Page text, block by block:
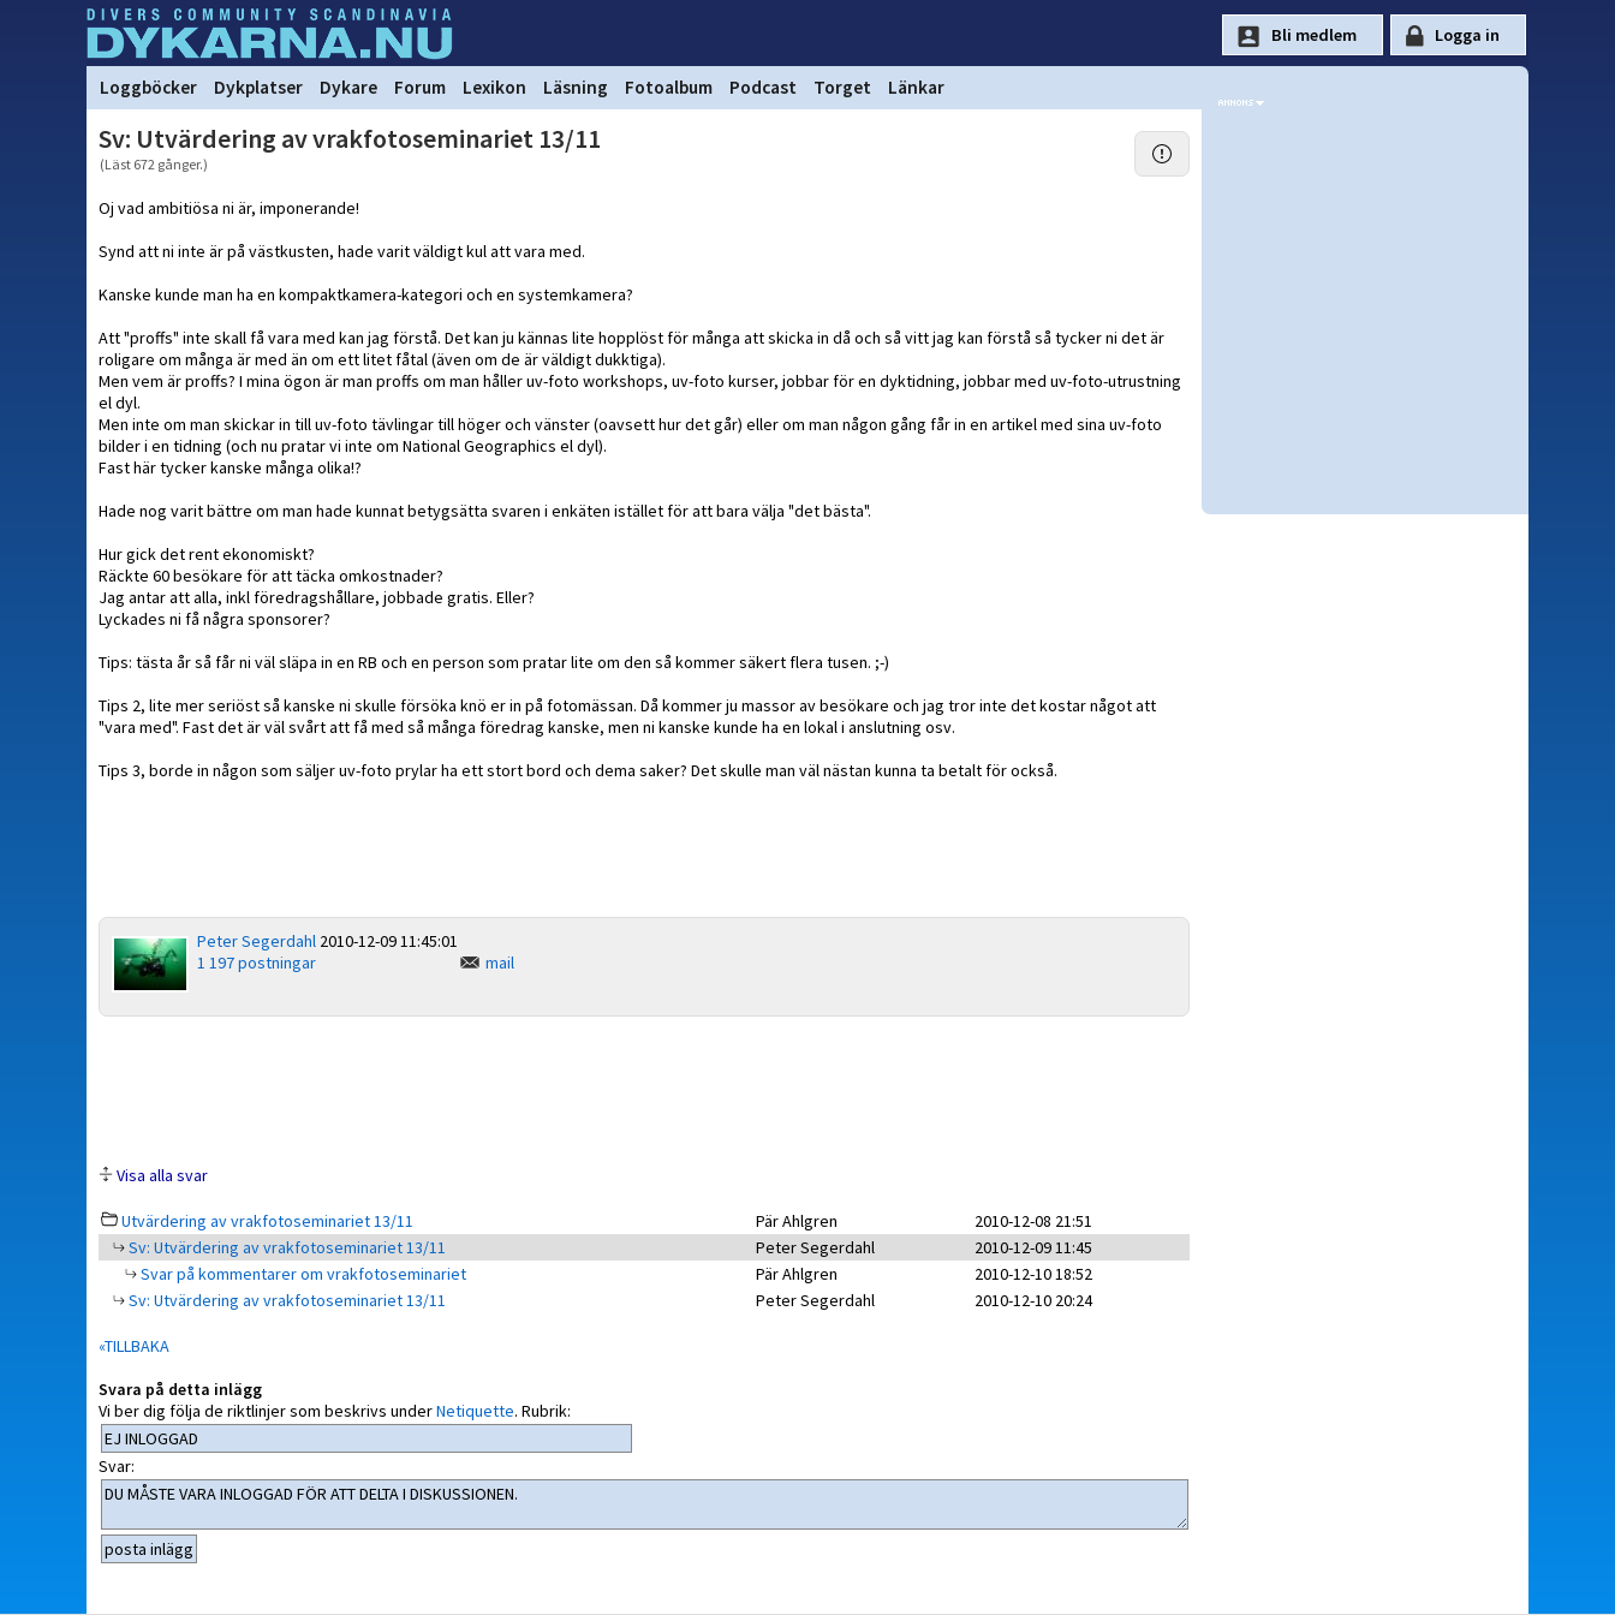
Loggböcker Dykplatser Dykare Forum Lexikon Läsning Fotoalbum Podcast Torget Länkar
Sv: Utvärdering av vrakfotoseminariet 13/11
(Läst 672 gånger.)
Oj vad ambitiösa ni är, imponerande!
Synd att ni inte är på västkusten, hade varit väldigt kul att vara med.
Kanske kunde man ha en kompaktkamera-kategori och en systemkamera?
Att "proffs" inte skall få vara med kan jag förstå. Det kan ju kännas lite hopplöst för många att skicka in då och så vitt jag kan förstå så tycker ni det är
roligare om många är med än om ett litet fåtal (även om de är väldigt dukktiga).
Men vem är proffs? I mina ögon är man proffs om man håller uv-foto workshops, uv-foto kurser, jobbar för en dyktidning, jobbar med uv-foto-utrustning
el dyl.
Men inte om man skickar in till uv-foto tävlingar till höger och vänster (oavsett hur det går) eller om man någon gång får in en artikel med sina uv-foto
bilder i en tidning (och nu pratar vi inte om National Geographics el dyl).
Fast här tycker kanske många olika!?
Hade nog varit bättre om man hade kunnat betygsätta svaren i enkäten istället för att bara välja "det bästa".
Hur gick det rent ekonomiskt?
Räckte 60 besökare för att täcka omkostnader?
Jag antar att alla, inkl föredragshållare, jobbade gratis. Eller?
Lyckades ni få några sponsorer?
Tips: tästa år så får ni väl släpa in en RB och en person som pratar lite om den så kommer säkert flera tusen. ;-)
Tips 2, lite mer seriöst så kanske ni skulle försöka knö er in på fotomässan. Då kommer ju massor av besökare och jag tror inte det kostar något att
"vara med". Fast det är väl svårt att få med så många föredrag kanske, men ni kanske kunde ha en lokal i anslutning osv.
Tips 3, borde in någon som säljer uv-foto prylar ha ett stort bord och dema saker? Det skulle man väl nästan kunna ta betalt för också.
Peter Segerdahl 2010-12-09 11:45:01
1 197 postningar
mail
Visa alla svar
Utvärdering av vrakfotoseminariet 13/11 Pär Ahlgren
2010-12-08 21:51
Sv: Utvärdering av vrakfotoseminariet 13/11
Peter Segerdahl
2010-12-09 11:45
Svar på kommentarer om vrakfotoseminariet
Pär Ahlgren
2010-12-10 18:52
Sv: Utvärdering av vrakfotoseminariet 13/11
Peter Segerdahl 2010-12-10 20:24
«TILLBAKA
Svara på detta inlägg
Vi ber dig följa de riktlinjer som beskrivs underNetiquette. Rubrik:
Svar: